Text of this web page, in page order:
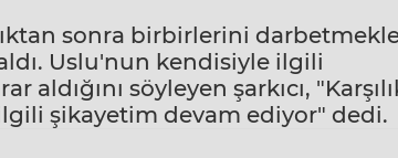
sonra birbirlerini
Uslu'nun kendisiyle ilgili
söyleyen şarkıcı,
şikayetim devam ediyor" dedi.